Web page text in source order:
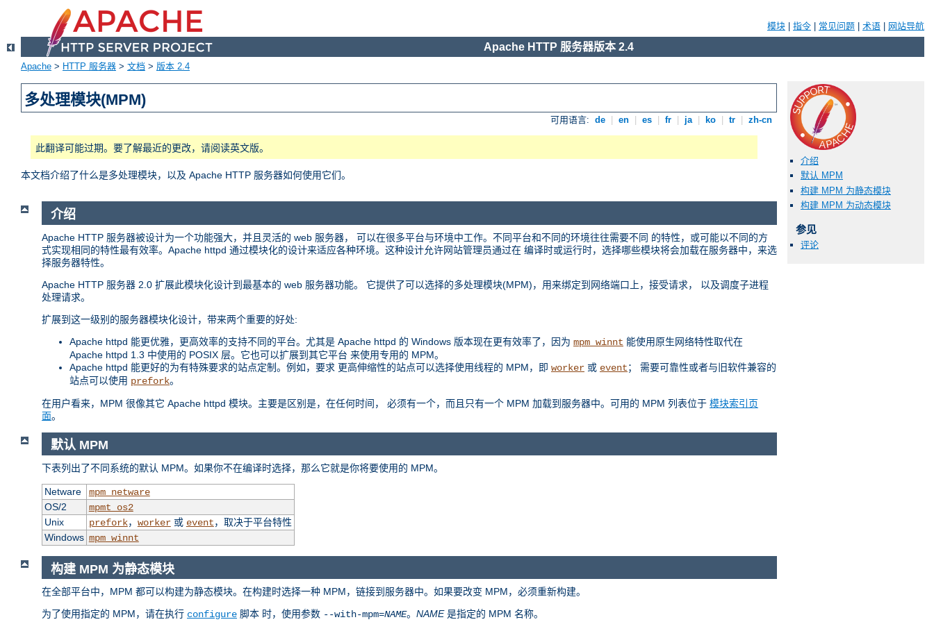
模块 指令 常见问题 术语 网站导航
Apache HTTP 服务器版本 2.4
Apache > HTTP 服务器 > 文档 > 版本 2.4
多处理模块(MPM)
可用语言: de en es fr ja ko tr zh-cn
此翻译可能过期。要了解最近的更改，请阅读英文版。
本文档介绍了什么是多处理模块，以及 Apache HTTP 服务器如何使用它们。
介绍
默认 MPM
构建 MPM 为静态模块
构建 MPM 为动态模块
参见
评论
介绍
Apache HTTP 服务器被设计为一个功能强大，并且灵活的 web 服务器， 可以在很多平台与环境中工作。不同平台和不同的环境往往需要不同 的特性，或可能以不同的方
式实现相同的特性最有效率。Apache httpd 通过模块化的设计来适应各种环境。这种设计允许网站管理员通过在 编译时或运行时，选择哪些模块将会加载在服务器中，来选
择服务器特性。
Apache HTTP 服务器 2.0 扩展此模块化设计到最基本的 web 服务器功能。 它提供了可以选择的多处理模块(MPM)，用来绑定到网络端口上，接受请求， 以及调度子进程
处理请求。
扩展到这一级别的服务器模块化设计，带来两个重要的好处:
Apache httpd 能更优雅，更高效率的支持不同的平台。尤其是 Apache httpd 的 Windows 版本现在更有效率了，因为 mpm_winnt 能使用原生网络特性取代在
Apache httpd 1.3 中使用的 POSIX 层。它也可以扩展到其它平台 来使用专用的 MPM。
Apache httpd 能更好的为有特殊要求的站点定制。例如，要求 更高伸缩性的站点可以选择使用线程的 MPM，即 worker 或 event； 需要可靠性或者与旧软件兼容的
站点可以使用 prefork。
在用户看来，MPM 很像其它 Apache httpd 模块。主要是区别是，在任何时间， 必须有一个，而且只有一个 MPM 加载到服务器中。可用的 MPM 列表位于 模块索引页
面。
默认 MPM
下表列出了不同系统的默认 MPM。如果你不在编译时选择，那么它就是你将要使用的 MPM。
Netware
mpm_netware
OS/2
mpmt_os2
Unix
prefork， worker或 event，取决于平台特性
Windows mpm_winnt
构建 MPM 为静态模块
在全部平台中，MPM 都可以构建为静态模块。在构建时选择一种 MPM，链接到服务器中。如果要改变 MPM，必须重新构建。
为了使用指定的 MPM，请在执行 configure 脚本 时，使用参数 --with-mpm=NAME。 NAME是指定的 MPM 名称。